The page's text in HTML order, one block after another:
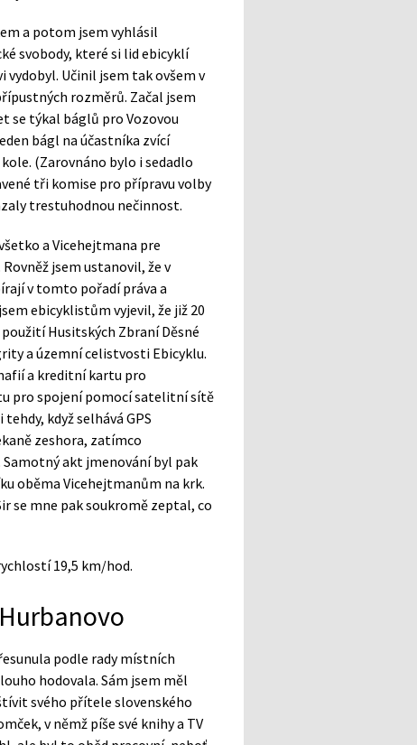
a potom jsem vyhlásil
svobody, které si lid ebicyklí
Učinil jsem tak ovšem v
rozměrů. Začal jsem
se týkal báglů pro Vozovou
bágl na účastníka zvící
(Zarovnáno bylo i sedadlo
tři komise pro přípravu volby
trestuhodnou nečinnost.
a Vicehejtmana pre
jsem ustanovil, že v
v tomto pořadí práva a
ebicyklistům vyjevil, že již 20
Husitských Zbraní Děsné
a územní celistvosti Ebicyklu.
a kreditní kartu pro
pro spojení pomocí satelitní sítě
když selhává GPS
zeshora, zatímco
akt jmenování byl pak
oběma Vicehejtmanům na krk.
se mne pak soukromě zeptal, co
19,5 km/hod.
podle rady místních
hodovala. Sám jsem měl
svého přítele slovenského
v němž píše své knihy a TV